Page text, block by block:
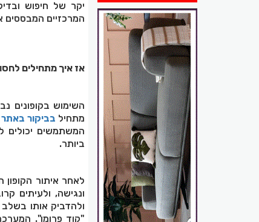
יקר של חיפוש
המרכזיים המבססים
אז איך מתחילים
השימוש בקופונים
מתחיל בביקור באתר
המשתמשים יכולים
ביותר.
לאחר איתור
ונגישה, ולעיתים
ולהדביק אותו
"קוד פרומו".